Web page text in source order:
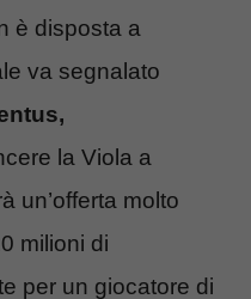
è disposta a
va segnalato
la Viola a
un’offerta molto
milioni di
per un giocatore di